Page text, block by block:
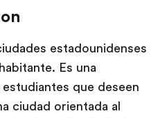
estadounidenses
Es una
que deseen
ciudad orientada al